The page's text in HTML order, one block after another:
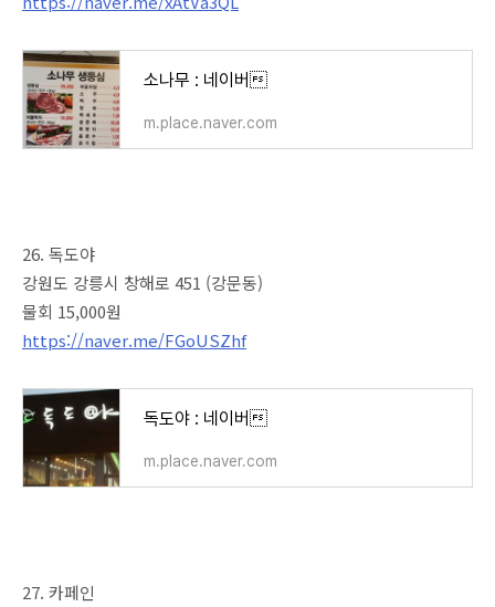
소나무 : 네이버
m.place.naver.com
26. 독도야
강원도 강릉시 창해로 451 (강문동)
물회 15,000원
https://naver.me/FGoUSZhf
독도야 : 네이버
m.place.naver.com
27. 카페인